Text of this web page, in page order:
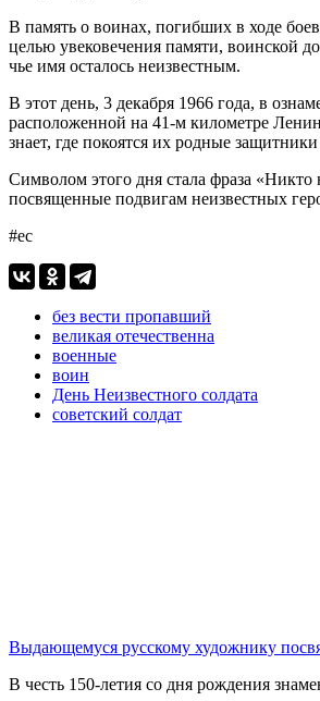
В память о воинах, погибших в ходе
целью увековечения памяти, воинской
чье имя осталось неизвестным.
В этот день, 3 декабря 1966 года, в
расположенной на 41-м километре
знает, где покоятся их родные
Символом этого дня стала фраза
посвященные подвигам неизвестных
#ес
без вести пропавший
великая отечественна
военные
воин
День Неизвестного солдата
советский солдат
Выдающемуся русскому художнику
В честь 150-летия со дня рождения